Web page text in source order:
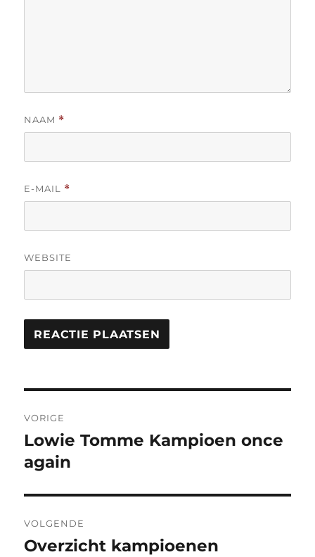
NAAM *
E-MAIL *
WEBSITE
VORIGE
Vorig
bericht:
Lowie Tomme Kampioen once
again
VOLGENDE
Volgend
Overzicht kampioenen